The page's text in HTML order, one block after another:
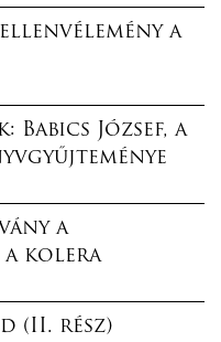
ellenvélemény a
Babics József, a
a
a kolera
(II. rész)